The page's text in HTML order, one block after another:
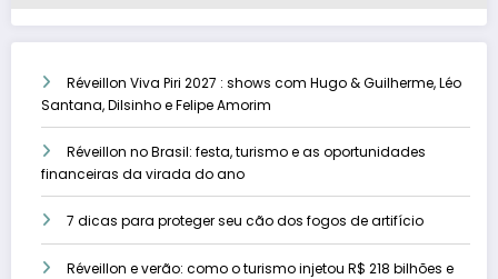
Réveillon Viva Piri 2027 : shows com Hugo & Guilherme, Léo
Santana, Dilsinho e Felipe Amorim
Réveillon no Brasil: festa, turismo e as oportunidades
financeiras da virada do ano
7 dicas para proteger seu cão dos fogos de artifício
Réveillon e verão: como o turismo injetou R$ 218 bilhões e